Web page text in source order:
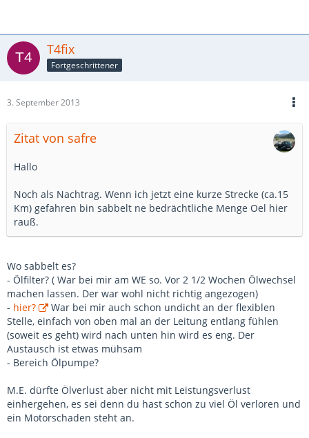
T4fix
Fortgeschrittener
3. September 2013
Zitat von safre
Hallo
Noch als Nachtrag. Wenn ich jetzt eine kurze Strecke (ca.15
Km) gefahren bin sabbelt ne bedrächtliche Menge Oel hier
rauß.
Wo sabbelt es?
- Ölfilter? ( War bei mir am WE so. Vor 2 1/2 Wochen Ölwechsel
machen lassen. Der war wohl nicht richtig angezogen)
- hier?
War bei mir auch schon undicht an der flexiblen
Stelle, einfach von oben mal an der Leitung entlang fühlen
(soweit es geht) wird nach unten hin wird es eng. Der
Austausch ist etwas mühsam
- Bereich Ölpumpe?
M.E. dürfte Ölverlust aber nicht mit Leistungsverlust
einhergehen, es sei denn du hast schon zu viel Öl verloren und
ein Motorschaden steht an.